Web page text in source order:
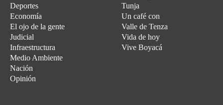
Deportes
Economía
El ojo de la gente
Judicial
Infraestructura
Medio Ambiente
Nación
Opinión
Tunja
Un café con
Valle de Tenza
Vida de hoy
Vive Boyacá